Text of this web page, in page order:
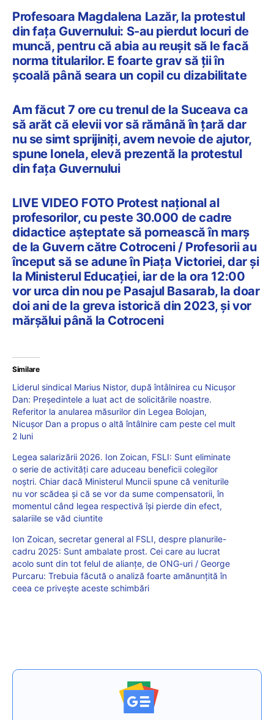
Profesoara Magdalena Lazăr, la protestul
din fața Guvernului: S-au pierdut locuri de
muncă, pentru că abia au reușit să le facă
norma titularilor. E foarte grav să ții în
școală până seara un copil cu dizabilitate
Am făcut 7 ore cu trenul de la Suceava ca
să arăt că elevii vor să rămână în țară dar
nu se simt sprijiniți, avem nevoie de ajutor,
spune Ionela, elevă prezentă la protestul
din fața Guvernului
LIVE VIDEO FOTO Protest național al
profesorilor, cu peste 30.000 de cadre
didactice așteptate să pornească în marș
de la Guvern către Cotroceni / Profesorii au
început să se adune în Piața Victoriei, dar și
la Ministerul Educației, iar de la ora 12:00
vor urca din nou pe Pasajul Basarab, la doar
doi ani de la greva istorică din 2023, și vor
mărșălui până la Cotroceni
Similare
Liderul sindical Marius Nistor, după întâlnirea cu Nicușor
Dan: Președintele a luat act de solicitările noastre.
Referitor la anularea măsurilor din Legea Bolojan,
Nicușor Dan a propus o altă întâlnire cam peste cel mult
2 luni
Legea salarizării 2026. Ion Zoican, FSLI: Sunt eliminate
o serie de activități care aduceau beneficii colegilor
noștri. Chiar dacă Ministerul Muncii spune că veniturile
nu vor scădea și că se vor da sume compensatorii, în
momentul când legea respectivă își pierde din efect,
salariile se văd ciuntite
Ion Zoican, secretar general al FSLI, despre planurile-
cadru 2025: Sunt ambalate prost. Cei care au lucrat
acolo sunt din tot felul de alianțe, de ONG-uri / George
Purcaru: Trebuia făcută o analiză foarte amănunțită în
ceea ce privește aceste schimbări